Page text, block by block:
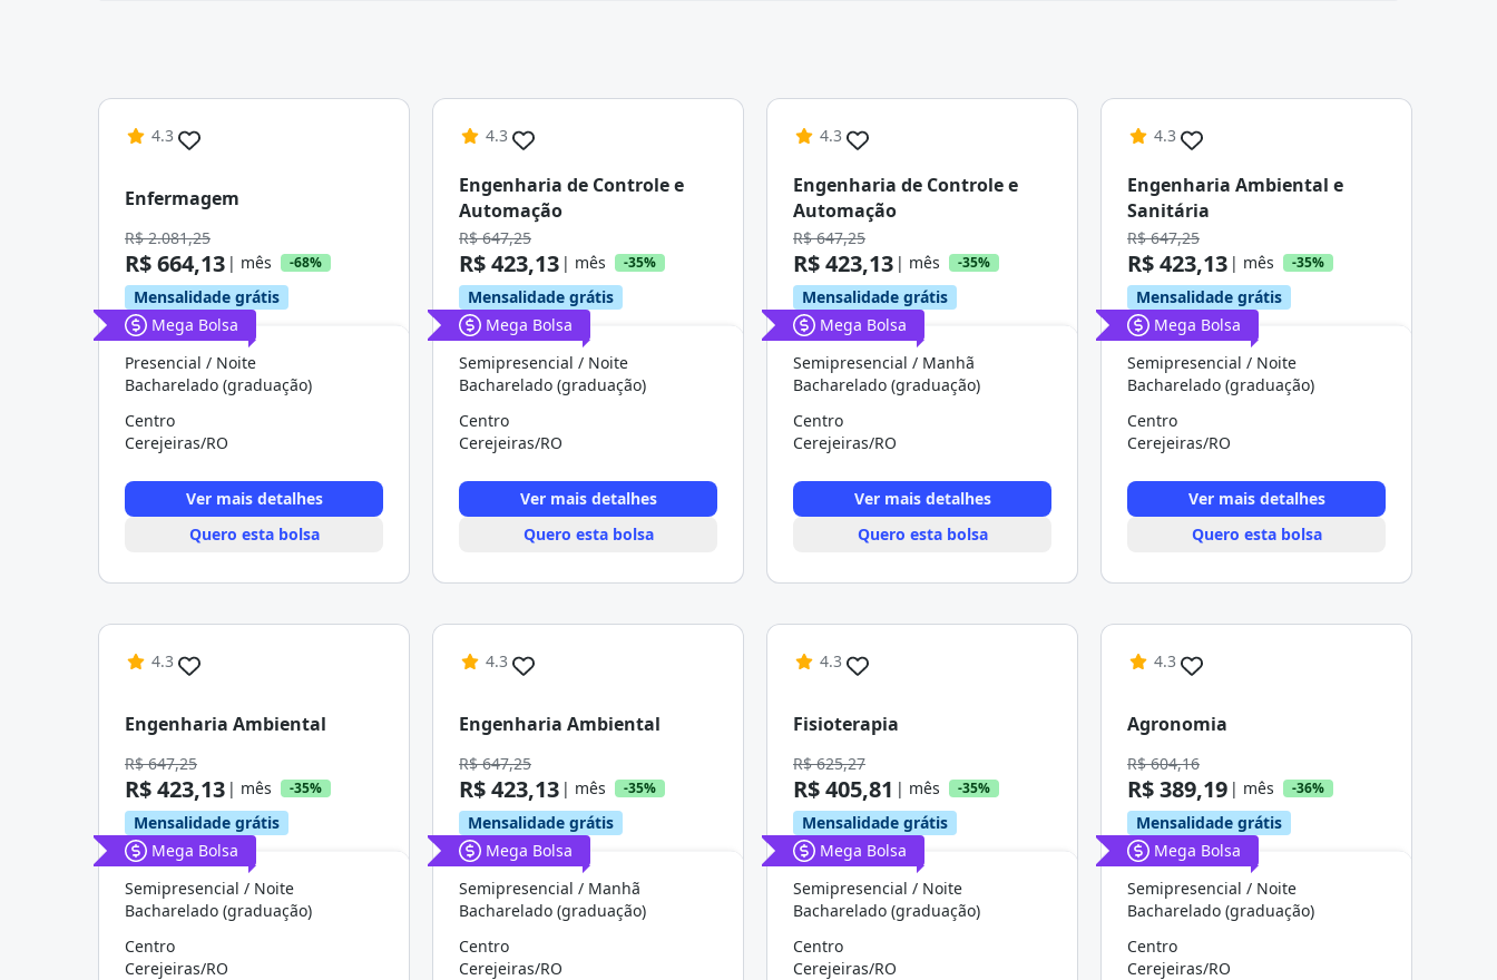
4.3
Enfermagem
R$ 2.081,25
R$ 664,13 | mês -68%
Mensalidade grátis
Mega Bolsa
Presencial / Noite
Bacharelado (graduação)
Centro
Cerejeiras/RO
Ver mais detalhes
Quero esta bolsa
4.3
Engenharia de Controle e
Automação
R$ 647,25
R$ 423,13 | mês -35%
Mensalidade grátis
Mega Bolsa
Semipresencial / Noite
Bacharelado (graduação)
Centro
Cerejeiras/RO
Ver mais detalhes
Quero esta bolsa
4.3
Engenharia de Controle e
Automação
R$ 647,25
R$ 423,13 | mês -35%
Mensalidade grátis
Mega Bolsa
Semipresencial / Manhã
Bacharelado (graduação)
Centro
Cerejeiras/RO
Ver mais detalhes
Quero esta bolsa
4.3
Engenharia Ambiental e
Sanitária
R$ 647,25
R$ 423,13 | mês -35%
Mensalidade grátis
Mega Bolsa
Semipresencial / Noite
Bacharelado (graduação)
Centro
Cerejeiras/RO
Ver mais detalhes
Quero esta bolsa
4.3
Engenharia Ambiental
R$ 647,25
R$ 423,13 | mês -35%
Mensalidade grátis
Mega Bolsa
Semipresencial / Noite
Bacharelado (graduação)
Centro
Cerejeiras/RO
4.3
Engenharia Ambiental
R$ 647,25
R$ 423,13 | mês -35%
Mensalidade grátis
Mega Bolsa
Semipresencial / Manhã
Bacharelado (graduação)
Centro
Cerejeiras/RO
4.3
Fisioterapia
R$ 625,27
R$ 405,81 | mês -35%
Mensalidade grátis
Mega Bolsa
Semipresencial / Noite
Bacharelado (graduação)
Centro
Cerejeiras/RO
4.3
Agronomia
R$ 604,16
R$ 389,19 | mês -36%
Mensalidade grátis
Mega Bolsa
Semipresencial / Noite
Bacharelado (graduação)
Centro
Cerejeiras/RO